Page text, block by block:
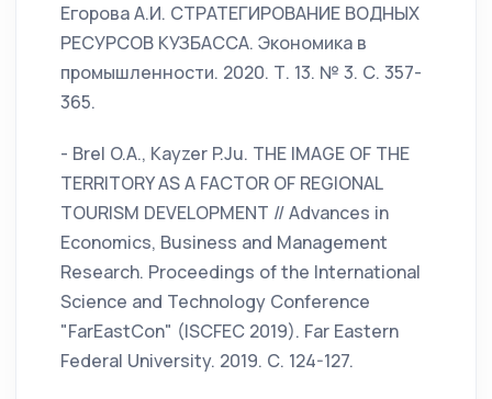
Егорова А.И. СТРАТЕГИРОВАНИЕ ВОДНЫХ
РЕСУРСОВ КУЗБАССА. Экономика в
промышленности. 2020. Т. 13. № 3. С. 357-
365.
- Brel O.A., Kayzer P.Ju. THE IMAGE OF THE
TERRITORY AS A FACTOR OF REGIONAL
TOURISM DEVELOPMENT // Advances in
Economics, Business and Management
Research. Proceedings of the International
Science and Technology Conference
"FarEastСon" (ISCFEC 2019). Far Eastern
Federal University. 2019. С. 124-127.